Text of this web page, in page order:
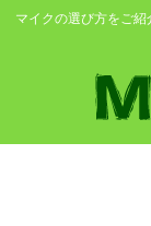
マイクの選び方をご